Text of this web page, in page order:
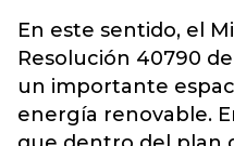
En este sentido, el
Resolución 40790
un importante
energía renovable.